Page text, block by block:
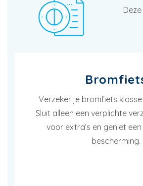
Verzeker je bromfiets klasse
Sluit alleen een verplichte
voor extra’s en geniet
bescherming.